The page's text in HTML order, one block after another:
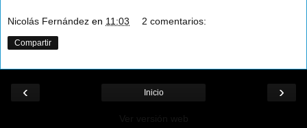
Nicolás Fernández en 11:03 2 comentarios:
Compartir
‹ ›
Inicio